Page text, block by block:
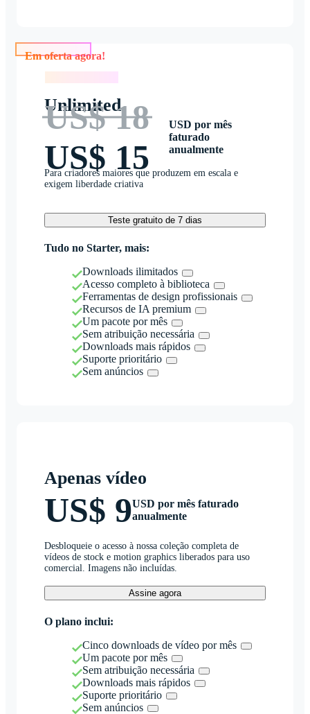
Unlimited
US$ 18
US$ 15
USD por mês
faturado
anualmente
Para criadores maiores que produzem em escala e
exigem liberdade criativa
Teste gratuito de 7 dias
Tudo no Starter, mais:
Downloads ilimitados
Acesso completo à biblioteca
Ferramentas de design profissionais
Recursos de IA premium
Um pacote por mês
Sem atribuição necessária
Downloads mais rápidos
Suporte prioritário
Sem anúncios
Apenas vídeo
US$ 9USD por mês faturado
anualmente
Desbloqueie o acesso à nossa coleção completa de
vídeos de stock e motion graphics liberados para uso
comercial. Imagens não incluídas.
Assine agora
O plano inclui:
Cinco downloads de vídeo por mês
Um pacote por mês
Sem atribuição necessária
Downloads mais rápidos
Suporte prioritário
Sem anúncios